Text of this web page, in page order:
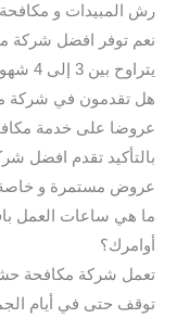
رش المبيدات و
نعم توفر افضل شركة
يتراوح بين 3 إلى 4 شهور.
هل تقدمون في شركة
عروضا على خدمة
بالتأكيد تقدم افضل
عروض مستمرة و خاصة
ما هي ساعات العمل
أوامرك؟
توقف حتى في أيام